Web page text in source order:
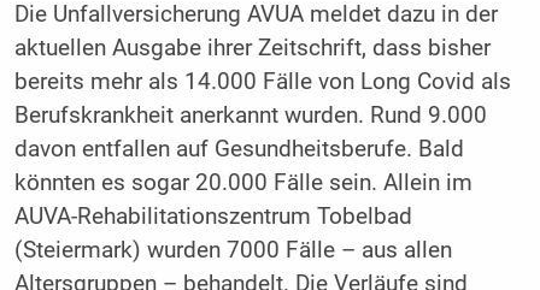
Die Unfallversicherung AVUA meldet dazu in der
aktuellen Ausgabe ihrer Zeitschrift, dass bisher
bereits mehr als 14.000 Fälle von Long Covid als
Berufskrankheit anerkannt wurden. Rund 9.000
davon entfallen auf Gesundheitsberufe. Bald
könnten es sogar 20.000 Fälle sein. Allein im
AUVA-Rehabilitationszentrum Tobelbad
(Steiermark) wurden 7000 Fälle – aus allen
Altersgruppen – behandelt. Die Verläufe sind